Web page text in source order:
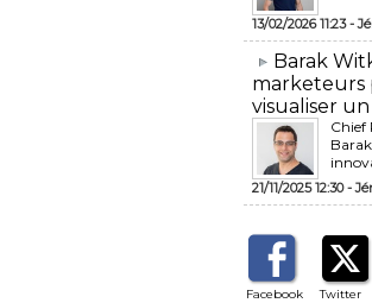
13/02/2026 11:23 -
​Barak
marketeurs
visualiser
Chief
21/11/2025 12:30 -
Facebook Twitter